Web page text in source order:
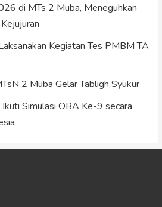
di MTs 2 Muba, Meneguhkan
Kegiatan Tes PMBM TA
2 Muba Gelar Tabligh Syukur
Simulasi OBA Ke-9 secara